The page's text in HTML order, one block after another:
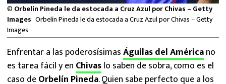
© Orbelín Pineda le da estocada a Cruz Azul por Chivas – Getty
Images Orbelín Pineda le da estocada a Cruz Azul por Chivas – Getty
Images
Enfrentar a las poderosísimasÁguilas del Américano
es tarea fácil y en Chivaslo saben de sobra, como es el
caso deOrbelín Pineda. Quien sabe perfecto que a los